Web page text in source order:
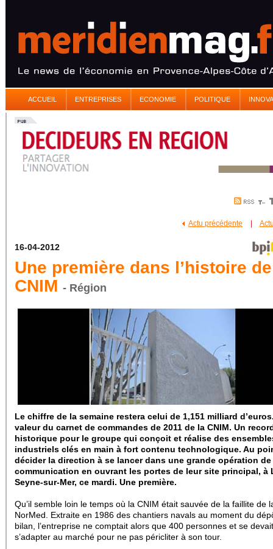
ACCUEIL ENTREPRISES ECONOMIE POLITIQUE
Actu précédente
16-04-2012
Une première dans l’histoire
CNIM - Région
Le chiffre de la semaine restera celui de 1,151 milliard
valeur du carnet de commandes de 2011 de la CNIM. Un
historique pour le groupe qui conçoit et réalise des
industriels clés en main à fort contenu technologique. Au
décider la direction à se lancer dans une grande opération de
communication en ouvrant les portes de leur site principal, à
Seyne-sur-Mer, ce mardi. Une première.
Qu’il semble loin le temps où la CNIM était sauvée de la faillite de
NorMed. Extraite en 1986 des chantiers navals au moment du
bilan, l’entreprise ne comptait alors que 400 personnes et se
s’adapter au marché pour ne pas péricliter à son tour.